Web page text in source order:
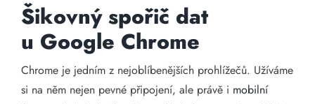
Šikovný spořič dat
u Google Chrome
Chrome je jedním z nejoblíbenějších prohlížečů. Užíváme
si na něm nejen pevné připojení, ale právě i mobilní